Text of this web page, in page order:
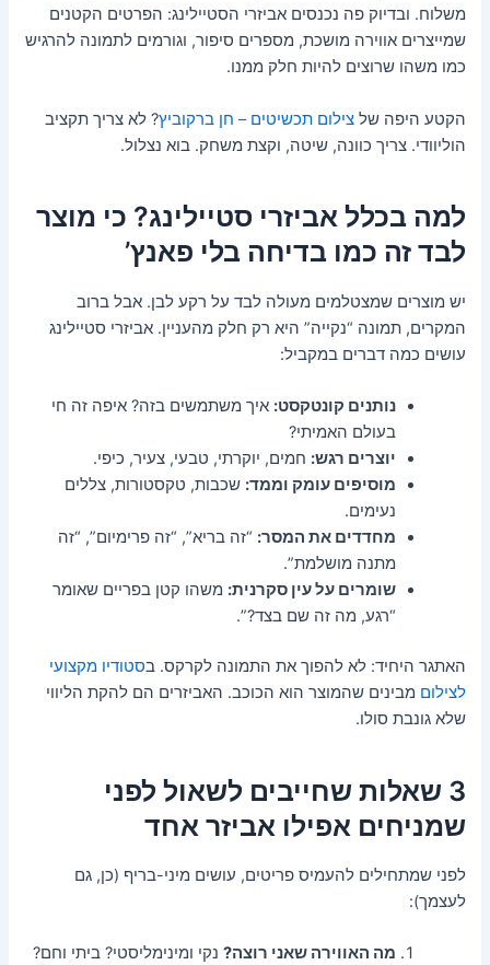
משלוח. ובדיוק פה נכנסים אביזרי הסטיילינג: הפרטים הקטנים
שמייצרים אווירה מושכת, מספרים סיפור, וגורמים לתמונה להרגיש
כמו משהו שרוצים להיות חלק ממנו.
הקטע היפה שלצילום תכשיטים – חן ברקוביץ? לא צריך תקציב
הוליוודי. צריך כוונה, שיטה, וקצת משחק. בוא נצלול.
למה בכלל אביזרי סטיילינג? כי מוצר
לבד זה כמו בדיחה בלי פאנץ’
יש מוצרים שמצטלמים מעולה לבד על רקע לבן. אבל ברוב
המקרים, תמונה “נקייה” היא רק חלק מהעניין. אביזרי סטיילינג
עושים כמה דברים במקביל:
נותנים קונטקסט: איך משתמשים בזה? איפה זה חי
בעולם האמיתי?
יוצרים רגש: חמים, יוקרתי, טבעי, צעיר, כיפי.
מוסיפים עומק וממד: שכבות, טקסטורות, צללים
נעימים.
מחדדים את המסר: “זה בריא”, “זה פרימיום”, “זה
מתנה מושלמת”.
שומרים על עין סקרנית: משהו קטן בפריים שאומר
“רגע, מה זה שם בצד?”.
האתגר היחיד: לא להפוך את התמונה לקרקס. בסטודיו מקצועי
לצילום מבינים שהמוצר הוא הכוכב. האביזרים הם להקת הליווי
שלא גונבת סולו.
3 שאלות שחייבים לשאול לפני
שמניחים אפילו אביזר אחד
לפני שמתחילים להעמיס פריטים, עושים מיני-בריף (כן, גם
לעצמך):
מה האווירה שאני רוצה? נקי ומינימליסטי? ביתי וחם?